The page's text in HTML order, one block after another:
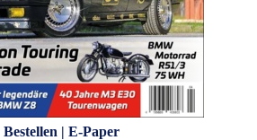
Bestellen | E-Paper